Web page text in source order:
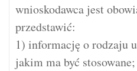
wnioskodawca jest
przedstawić:
1) informację o rodzaju
jakim ma być stosowane;